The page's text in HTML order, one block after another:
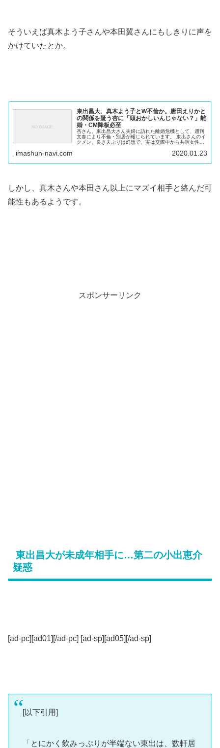
そういえば真木よう子さんや本田翼さんにもしきりに声を
かけていたとか。
東出昌大、真木よう子とW不倫か。唐田えりかと
の関係を疑う杏に「頭おかしいんじゃない？」離
婚・CM降板必至
杏さん、東出昌大さん夫婦に訪れた離婚危機として、週刊
文春により不倫・別居が報じられています。 東出さんのイ
クメン、良き夫ぶりは幻想で、実は交際中から共演女性に
imashun-navi.com 2020.01.23
しかし、真木さんや本田さん以上にマズイ相手と絡んだ可
能性もあるようです。
スポンサーリンク
東出昌大が未成年相手に…第二の小出恵介
疑惑
[ad-pc][ad01][/ad-pc] [ad-sp][ad05][/ad-sp]
[以下引用]
「とにかく飲みっぷりが半端ない東出は、数軒居